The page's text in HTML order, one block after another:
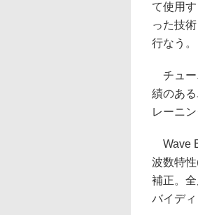
て使用
った技
行なう。
チュー
績のあ
レーニ
Wave
波数特
補正。
バイデ